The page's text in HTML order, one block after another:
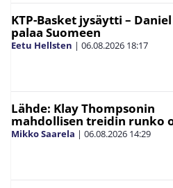
KTP-Basket jysäytti –
palaa Suomeen
Eetu Hellsten | 06.08.2026 18:17
Lähde: Klay Thompsonin
mahdollisen treidin runko
Mikko Saarela | 06.08.2026 14:29